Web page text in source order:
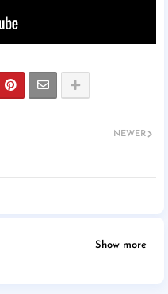
NEWER
Show more